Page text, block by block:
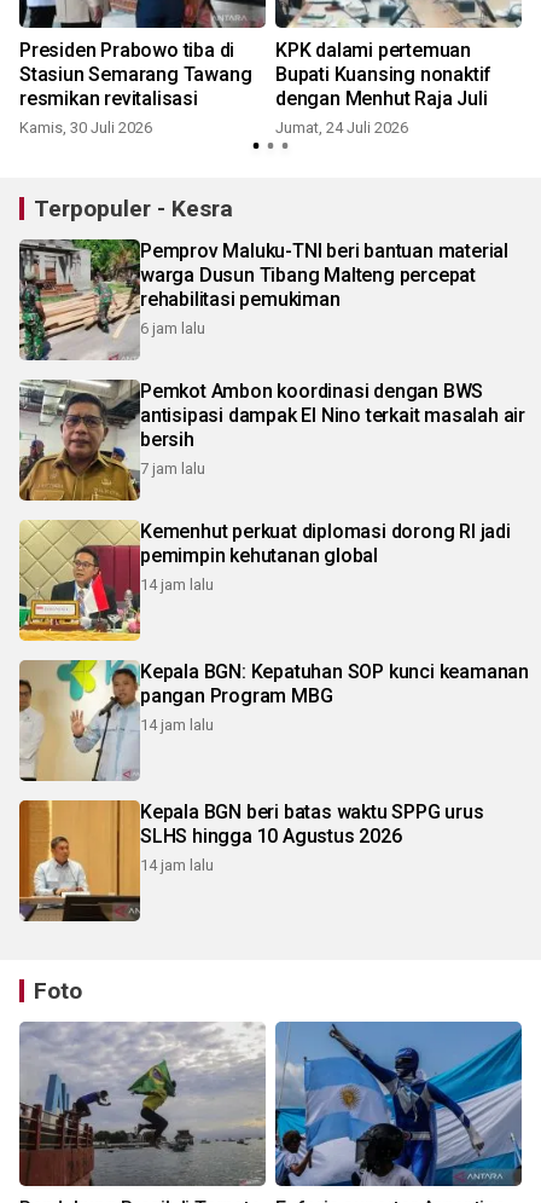
Presiden Prabowo tiba di
Stasiun Semarang Tawang
resmikan revitalisasi
Kamis, 30 Juli 2026
KPK dalami pertemuan
Bupati Kuansing nonaktif
dengan Menhut Raja Juli
Jumat, 24 Juli 2026
Terpopuler - Kesra
Pemprov Maluku-TNI beri bantuan material
warga Dusun Tibang Malteng percepat
rehabilitasi pemukiman
6 jam lalu
Pemkot Ambon koordinasi dengan BWS
antisipasi dampak El Nino terkait masalah air
bersih
7 jam lalu
Kemenhut perkuat diplomasi dorong RI jadi
pemimpin kehutanan global
14 jam lalu
Kepala BGN: Kepatuhan SOP kunci keamanan
pangan Program MBG
14 jam lalu
Kepala BGN beri batas waktu SPPG urus
SLHS hingga 10 Agustus 2026
14 jam lalu
Foto